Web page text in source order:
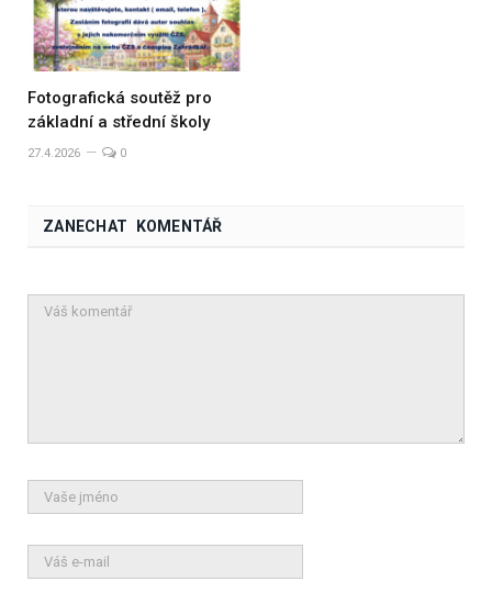
Fotografická soutěž pro
základní a střední školy
27.4.2026 0
ZANECHAT KOMENTÁŘ